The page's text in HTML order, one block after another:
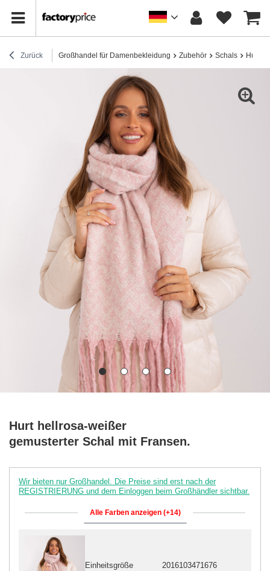
Zurück Großhandel für Damenbekleidung Zubehör Schals Hurt
Hurt hellrosa-weißer
gemusterter Schal mit Fransen.
Wir bieten nur Großhandel. Die Preise sind erst nach der
REGISTRIERUNG und dem Einloggen beim Großhändler sichtbar.
Alle Farben anzeigen (+14)
Einheitsgröße 2016103471676